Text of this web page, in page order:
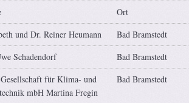
Ort
und Dr. Reiner Heumann
Bad Bramstedt
Schadendorf
Bad Bramstedt
für Klima- und
mbH Martina Fregin
Bad Bramstedt